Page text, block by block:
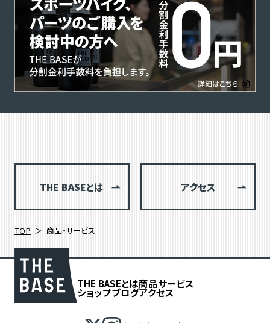
THE BASEとは アクセス
TOP 商品・サービス
THE BASEとは商品サービス
ショップブログアクセス